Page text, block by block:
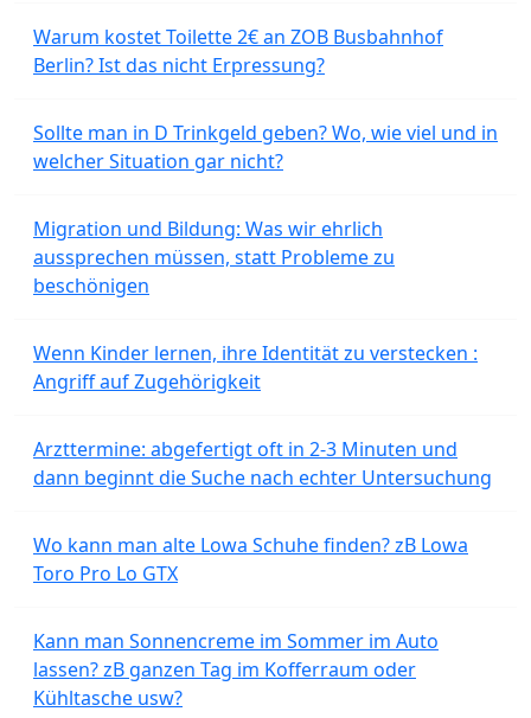
Warum kostet Toilette 2€ an ZOB Busbahnhof
Berlin? Ist das nicht Erpressung?
Sollte man in D Trinkgeld geben? Wo, wie viel und in
welcher Situation gar nicht?
Migration und Bildung: Was wir ehrlich
aussprechen müssen, statt Probleme zu
beschönigen
Wenn Kinder lernen, ihre Identität zu verstecken :
Angriff auf Zugehörigkeit
Arzttermine: abgefertigt oft in 2-3 Minuten und
dann beginnt die Suche nach echter Untersuchung
Wo kann man alte Lowa Schuhe finden? zB Lowa
Toro Pro Lo GTX
Kann man Sonnencreme im Sommer im Auto
lassen? zB ganzen Tag im Kofferraum oder
Kühltasche usw?